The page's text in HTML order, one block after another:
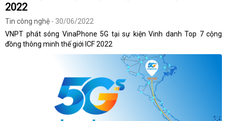
2022
Tin công nghệ - 30/06/2022
VNPT phát sóng VinaPhone 5G tại sự kiện Vinh danh Top 7 cộng
đồng thông minh thế giới ICF 2022